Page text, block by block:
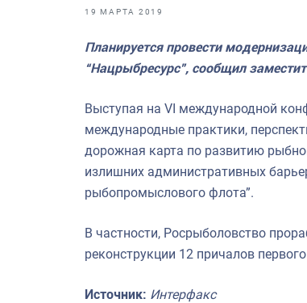
Большая африканская экспедиция
События в России и мире
19 МАРТА 2019
Планируется провести
“Нацрыбресурс”, сообщил
Выступая на VI международной
международные практики,
дорожная карта по развитию
излишних административных
рыбопромыслового флота”.
В частности, Росрыболовство
реконструкции 12 причалов
Источник: Интерфакс